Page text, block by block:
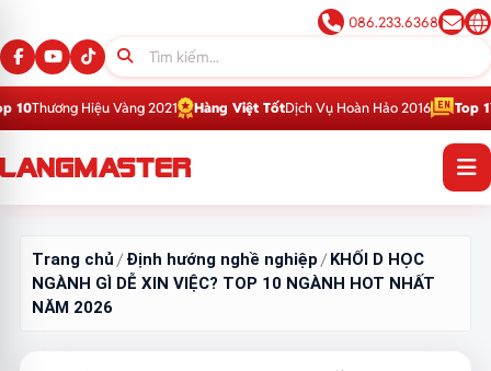
086.233.6368
Vàng 2021 Hàng Việt TốtDịch Vụ Hoàn Hảo 2016 Top 1Thương Hiệu
Trang chủ /Định hướng nghề nghiệp /KHỐI D HỌC
NGÀNH GÌ DỄ XIN VIỆC? TOP 10 NGÀNH HOT NHẤT
NĂM 2026